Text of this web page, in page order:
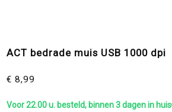
ACT bedrade muis USB 1000 dpi
€ 8,99
Voor 22.00 u. besteld, binnen 3 dagen in huis